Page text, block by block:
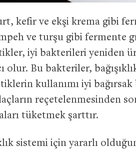
kefir ve ekşi krema gibi
ve turşu gibi fermente
iyi bakterileri yeniden
olur. Bu bakteriler,
kullanımı iyi
reçetelenmesinden
tüketmek şarttır.
sistemi için yararlı